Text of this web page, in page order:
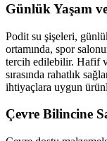
Günlük Yaşam
Podit su şişeleri,
ortamında, spor
tercih edilebilir. Hafif
sırasında rahatlık
ihtiyaçlara uygun
Çevre Bilincine